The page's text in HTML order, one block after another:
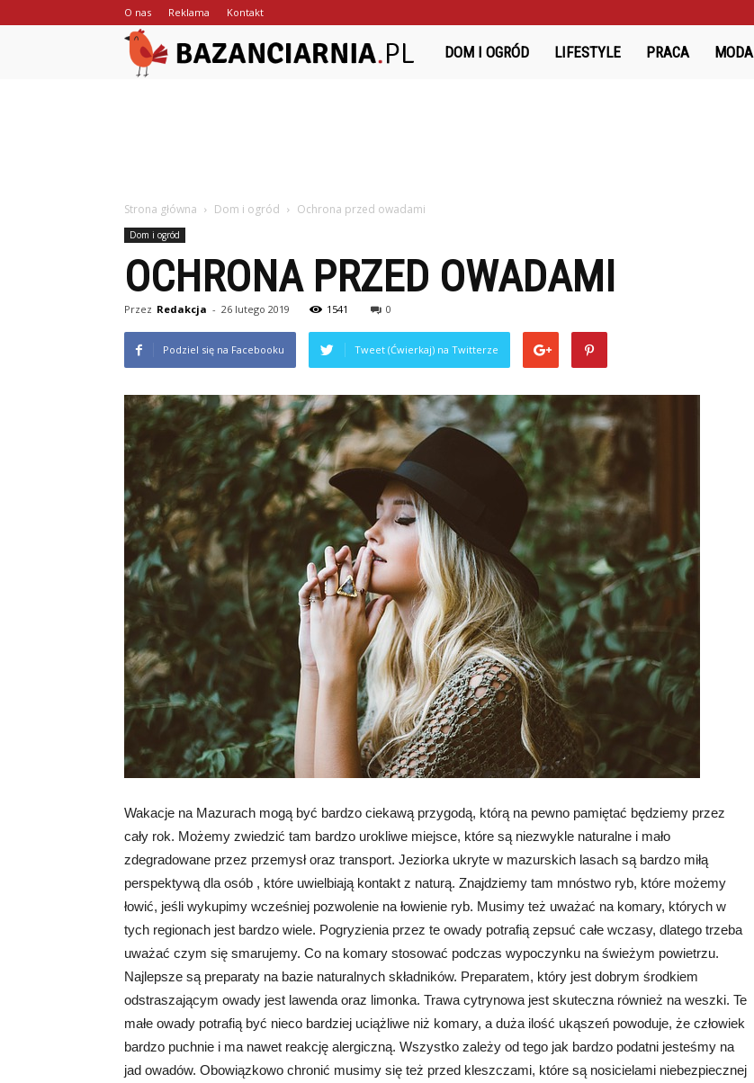
O nas Reklama Kontakt
Bazanciarnia.pl
DOM I OGRÓD LIFESTYLE PRACA MODA
Strona główna Dom i ogród Ochrona przed owadami
Dom i ogród
OCHRONA PRZED OWADAMI
Przez Redakcja - 26 lutego 2019 1541 0
Podziel się na Facebooku Tweet (Ćwierkaj) na Twitterze
Wakacje na Mazurach mogą być bardzo ciekawą przygodą, którą na pewno pamiętać będziemy przez
cały rok. Możemy zwiedzić tam bardzo urokliwe miejsce, które są niezwykle naturalne i mało
zdegradowane przez przemysł oraz transport. Jeziorka ukryte w mazurskich lasach są bardzo miłą
perspektywą dla osób , które uwielbiają kontakt z naturą. Znajdziemy tam mnóstwo ryb, które możemy
łowić, jeśli wykupimy wcześniej pozwolenie na łowienie ryb. Musimy też uważać na komary, których w
tych regionach jest bardzo wiele. Pogryzienia przez te owady potrafią zepsuć całe wczasy, dlatego trzeba
uważać czym się smarujemy. Co na komary stosować podczas wypoczynku na świeżym powietrzu.
Najlepsze są preparaty na bazie naturalnych składników. Preparatem, który jest dobrym środkiem
odstraszającym owady jest lawenda oraz limonka. Trawa cytrynowa jest skuteczna również na weszki. Te
małe owady potrafią być nieco bardziej uciążliwe niż komary, a duża ilość ukąszeń powoduje, że człowiek
bardzo puchnie i ma nawet reakcję alergiczną. Wszystko zależy od tego jak bardzo podatni jesteśmy na
jad owadów. Obowiązkowo chronić musimy się też przed kleszczami, które są nosicielami niebezpiecznej